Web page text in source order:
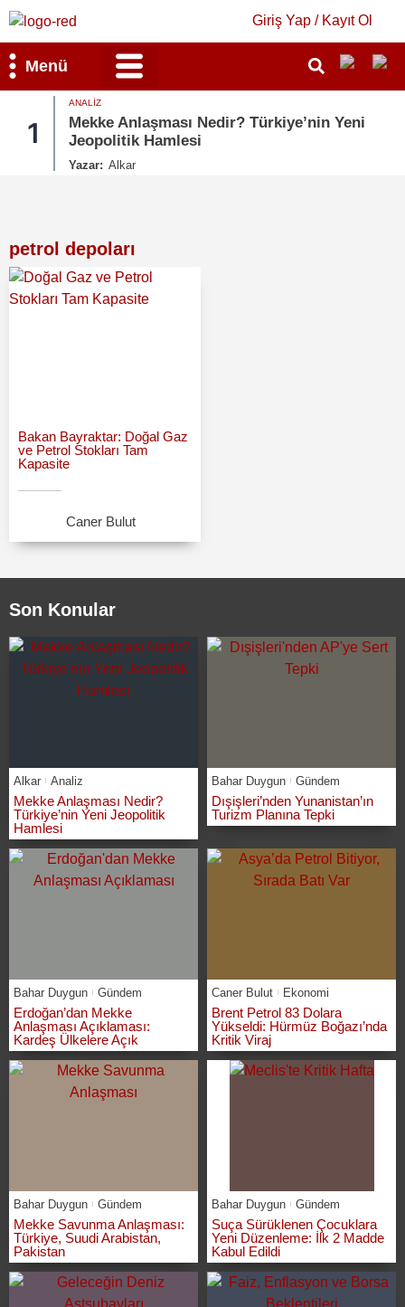
Giriş Yap / Kayıt Ol
Menü
1
ANALIZ
Mekke Anlaşması Nedir? Türkiye’nin Yeni
Jeopolitik Hamlesi
Yazar: Alkar
petrol depoları
Bakan Bayraktar: Doğal Gaz
ve Petrol Stokları Tam
Kapasite
Caner Bulut
Son Konular
Alkar Analiz
Mekke Anlaşması Nedir?
Türkiye’nin Yeni Jeopolitik
Hamlesi
Bahar Duygun Gündem
Dışişleri’nden Yunanistan’ın
Turizm Planına Tepki
Bahar Duygun Gündem
Erdoğan’dan Mekke
Anlaşması Açıklaması:
Kardeş Ülkelere Açık
Caner Bulut Ekonomi
Brent Petrol 83 Dolara
Yükseldi: Hürmüz Boğazı’nda
Kritik Viraj
Bahar Duygun Gündem
Mekke Savunma Anlaşması:
Türkiye, Suudi Arabistan,
Pakistan
Bahar Duygun Gündem
Suça Sürüklenen Çocuklara
Yeni Düzenleme: İlk 2 Madde
Kabul Edildi